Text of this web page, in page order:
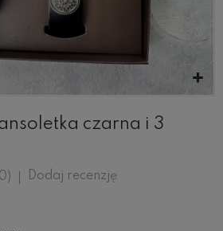
czarna i 3
0) Dodaj recenzję